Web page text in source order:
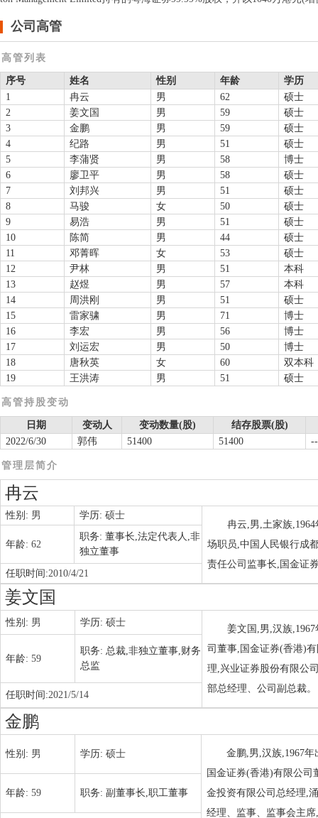
公司高管
高管列表
序号 姓名 性别 年龄
学历
1
冉云 男 62
硕士
2
姜文国 男 59
硕士
3
金鹏 男 59
硕士
4
纪路 男 51
硕士
5
李蒲贤 男 58
博士
6
廖卫平 男 58
硕士
7
刘邦兴 男 51
硕士
8
马骏 女 50
硕士
9
易浩 男 51
硕士
10
陈简 男 44
硕士
11
邓菁晖 女 53
硕士
12
尹林 男 51
本科
13
赵煜 男 57
本科
14
周洪刚 男 51
硕士
15
雷家骕 男 71
博士
16
李宏 男 56
博士
17
刘运宏 男 50
博士
18
唐秋英 女 60
双本科
19
王洪涛 男 51 硕士
高管持股变动
日期 变动人 变动数量(股)
结存股票(股)
2022/6/30
郭伟 51400 51400 --
管理层简介
冉云
性别: 男 学历: 硕士
冉云,男,土家族
场职员,中国人民银行成
责任公司监事长,国金证
年龄: 62
职务: 董事长,法定代表人,非
独立董事
任职时间:2010/4/21
姜文国
性别: 男 学历: 硕士
姜文国,男,汉族
司董事,国金证券(香港)
理,兴业证券股份有限公
部总经理、公司副总裁。
年龄: 59
职务: 总裁,非独立董事,财务
总监
任职时间:2021/5/14
金鹏
性别: 男 学历: 硕士
金鹏,男,汉族,1967
国金证券(香港)有限公
金投资有限公司总经理,
经理、监事、监事会主
年龄: 59 职务: 副董事长,职工董事